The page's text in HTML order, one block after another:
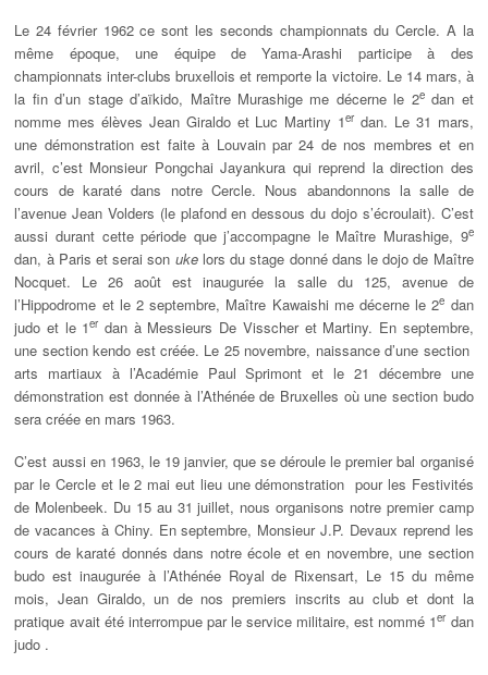
Le 24 février 1962 ce sont les seconds championnats du Cercle. A la
même époque, une équipe de Yama-Arashi participe à des
championnats inter-clubs bruxellois et remporte la victoire. Le 14 mars, à
la fin d’un stage d’aïkido, Maître Murashige me décerne le 2edan et
nomme mes élèves Jean Giraldo et Luc Martiny 1er dan. Le 31 mars,
une démonstration est faite à Louvain par 24 de nos membres et en
avril, c’est Monsieur Pongchai Jayankura qui reprend la direction des
cours de karaté dans notre Cercle. Nous abandonnons la salle de
l’avenue Jean Volders (le plafond en dessous du dojo s’écroulait). C’est
aussi durant cette période que j’accompagne le Maître Murashige, 9e
dan, à Paris et serai son ukelors du stage donné dans le dojo de Maître
Nocquet. Le 26 août est inaugurée la salle du 125, avenue de
l’Hippodrome et le 2 septembre, Maître Kawaishi me décerne le 2e dan
judo et le 1er dan à Messieurs De Visscher et Martiny. En septembre,
une section kendo est créée. Le 25 novembre, naissance d’une section
arts martiaux à l’Académie Paul Sprimont et le 21 décembre une
démonstration est donnée à l’Athénée de Bruxelles où une section budo
sera créée en mars 1963.
C’est aussi en 1963, le 19 janvier, que se déroule le premier bal organisé
par le Cercle et le 2 mai eut lieu une démonstration pour les Festivités
de Molenbeek. Du 15 au 31 juillet, nous organisons notre premier camp
de vacances à Chiny. En septembre, Monsieur J.P. Devaux reprend les
cours de karaté donnés dans notre école et en novembre, une section
budo est inaugurée à l’Athénée Royal de Rixensart, Le 15 du même
mois, Jean Giraldo, un de nos premiers inscrits au club et dont la
pratique avait été interrompue par le service militaire, est nommé 1er dan
judo .